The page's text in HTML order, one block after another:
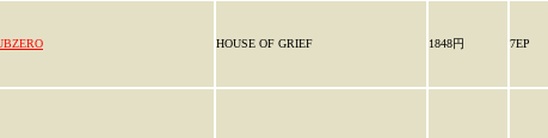
HOUSE OF GRIEF 1848円 7EP